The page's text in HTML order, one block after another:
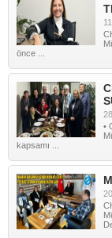
önce ...
•
kapsamı ...